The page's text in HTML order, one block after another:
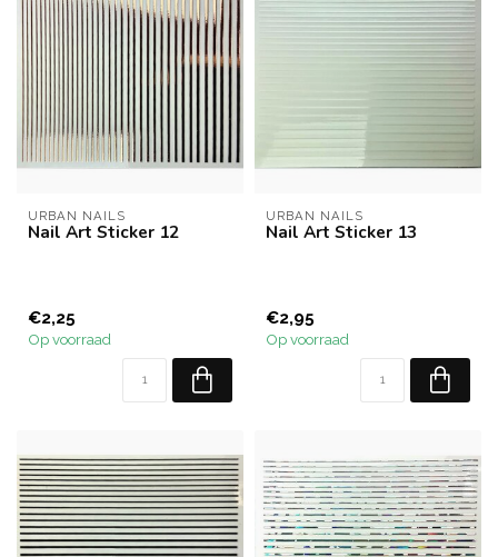
URBAN NAILS
Nail Art Sticker 12
€2,25
Op voorraad
URBAN NAILS
Nail Art Sticker 13
€2,95
Op voorraad